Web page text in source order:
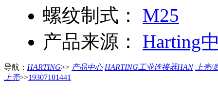
螺纹制式：
M25
产品来源：
Harting
导航： HARTING>> 产品中心 HARTING工业连接器HAN
上壳/
上壳>>19307101441